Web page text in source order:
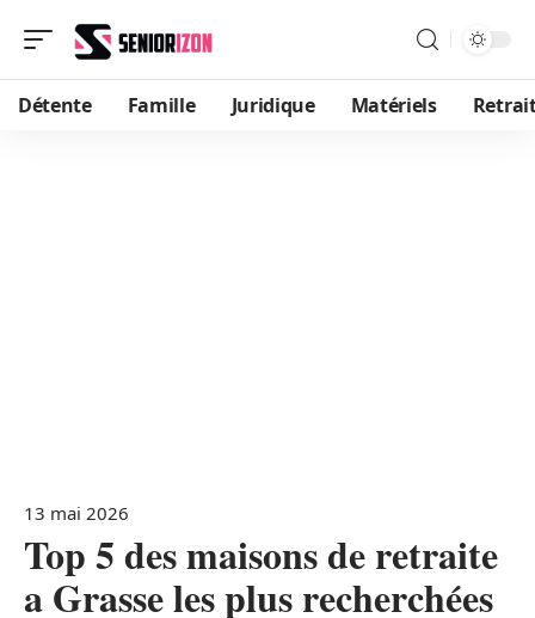
Détente Famille Juridique Matériels
13 mai 2026
Top 5 des maisons de retraite
a Grasse les plus recherchées